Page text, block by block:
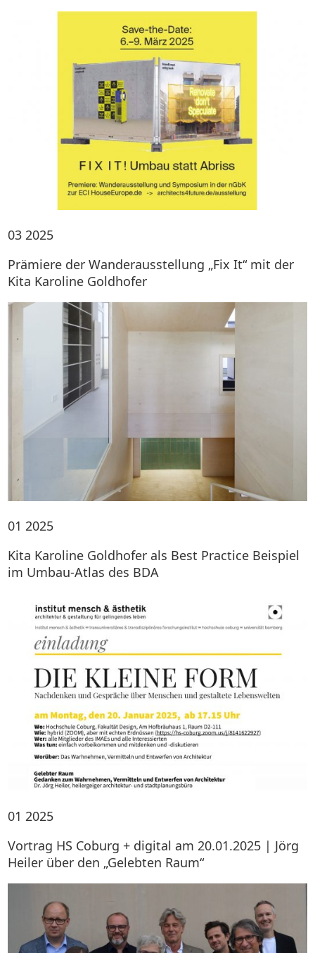
03 2025
Prämiere der Wanderausstellung „Fix It“ mit der
Kita Karoline Goldhofer
01 2025
Kita Karoline Goldhofer als Best Practice Beispiel
im Umbau-Atlas des BDA
01 2025
Vortrag HS Coburg + digital am 20.01.2025 | Jörg
Heiler über den „Gelebten Raum“